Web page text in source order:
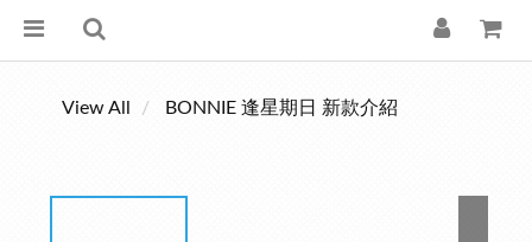
View All BONNIE 逢星期日 新款介紹